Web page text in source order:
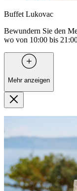
Buffet Lukovac
Bewundern Sie den
wo von 10:00 bis
Mehr anzeigen